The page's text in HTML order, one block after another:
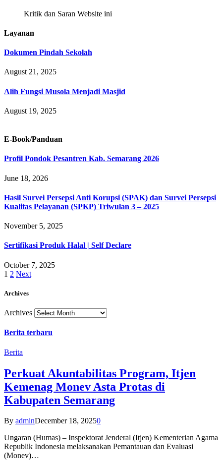
Kritik dan Saran Website ini
Layanan
Dokumen Pindah Sekolah
August 21, 2025
Alih Fungsi Musola Menjadi Masjid
August 19, 2025
E-Book/Panduan
Profil Pondok Pesantren Kab. Semarang 2026
June 18, 2026
Hasil Survei Persepsi Anti Korupsi (SPAK) dan Survei Persepsi
Kualitas Pelayanan (SPKP) Triwulan 3 – 2025
November 5, 2025
Sertifikasi Produk Halal | Self Declare
October 7, 2025
1 2 Next
Archives
Archives
Berita terbaru
Berita
Perkuat Akuntabilitas Program, Itjen
Kemenag Monev Asta Protas di
Kabupaten Semarang
By adminDecember 18, 20250
Ungaran (Humas) – Inspektorat Jenderal (Itjen) Kementerian Agama
Republik Indonesia melaksanakan Pemantauan dan Evaluasi
(Monev)…